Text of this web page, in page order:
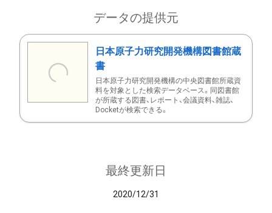
データの提供元
日本原子力研究開発機構図書館蔵
書
日本原子力研究開発機構の中央図書館所蔵資
料を対象とした検索データベース。同図書館
が所蔵する図書、レポート、会議資料、雑誌、
Docketが検索できる。
最終更新日
2020/12/31